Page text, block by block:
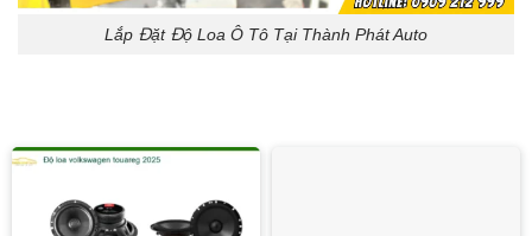
Lắp Đặt Độ Loa Ô Tô Tại Thành Phát Auto